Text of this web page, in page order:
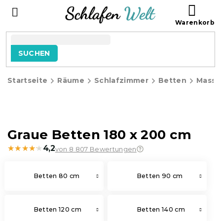
SUCHEN
Startseite Räume Schlafzimmer Betten
Graue Betten 180 x 200 cm
★★★★★
★★★★★ 4,2von 8 807 Bewertungen
Betten 80 cm Betten 90 cm
Betten 120 cm Betten 140 cm